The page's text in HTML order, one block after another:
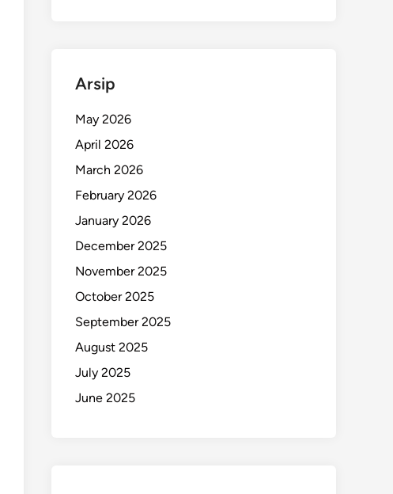
Arsip
May 2026
April 2026
March 2026
February 2026
January 2026
December 2025
November 2025
October 2025
September 2025
August 2025
July 2025
June 2025